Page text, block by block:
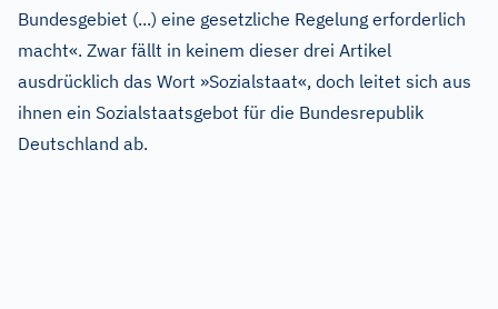
Bundesgebiet (...) eine gesetzliche Regelung erforderlich
macht«. Zwar fällt in keinem dieser drei Artikel
ausdrücklich das Wort »Sozialstaat«, doch leitet sich aus
ihnen ein Sozialstaatsgebot für die Bundesrepublik
Deutschland ab.